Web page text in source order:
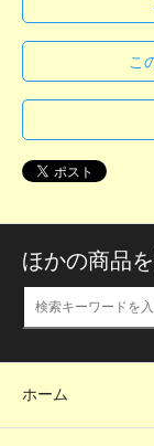
こ
ほかの商品
ホーム